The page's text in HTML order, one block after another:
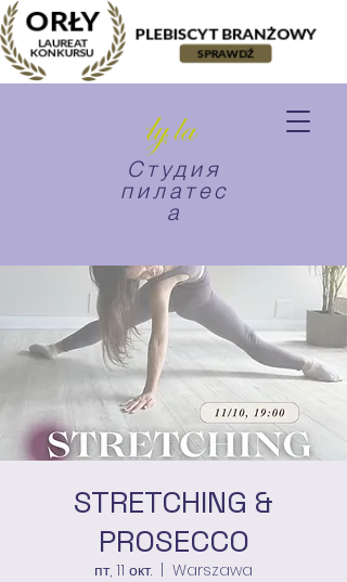
Студия
пилатес
а
STRETCHING &
PROSECCO
пт, 11 окт.
Warszawa